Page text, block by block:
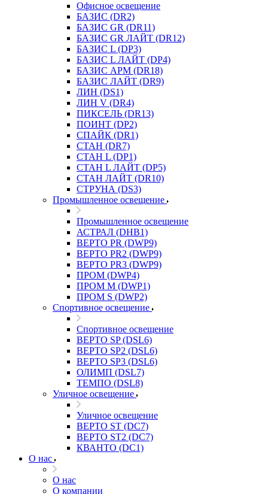
Офисное освещение
БАЗИС (DR2)
БАЗИС GR (DR11)
БАЗИС GR ЛАЙТ (DR12)
БАЗИС L (DP3)
БАЗИС L ЛАЙТ (DP4)
БАЗИС АРМ (DR18)
БАЗИС ЛАЙТ (DR9)
ЛИН (DS1)
ЛИН V (DR4)
ПИКСЕЛЬ (DR13)
ПОИНТ (DP2)
СПАЙК (DR1)
СТАН (DR7)
СТАН L (DP1)
СТАН L ЛАЙТ (DP5)
СТАН ЛАЙТ (DR10)
СТРУНА (DS3)
Промышленное освещение
Промышленное освещение
АСТРАЛ (DHB1)
ВЕРТО PR (DWP9)
ВЕРТО PR2 (DWP9)
ВЕРТО PR3 (DWP9)
ПРОМ (DWP4)
ПРОМ M (DWP1)
ПРОМ S (DWP2)
Спортивное освещение
Спортивное освещение
ВЕРТО SP (DSL6)
ВЕРТО SP2 (DSL6)
ВЕРТО SP3 (DSL6)
ОЛИМП (DSL7)
ТЕМПО (DSL8)
Уличное освещение
Уличное освещение
ВЕРТО ST (DC7)
ВЕРТО ST2 (DC7)
КВАНТО (DC1)
О нас
О нас
О компании